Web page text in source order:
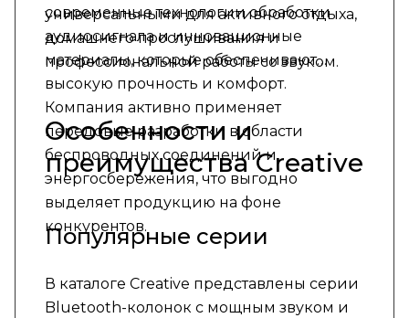
универсальными для активного отдыха,
домашнего прослушивания и
профессиональной работы со звуком.
современные технологии обработки
аудиосигнала и инновационные
материалы, которые обеспечивают
высокую прочность и комфорт.
Компания активно применяет
передовые разработки в области
беспроводных соединений и
энергосбережения, что выгодно
выделяет продукцию на фоне
конкурентов.
Особенности и
преимущества Creative
Популярные серии
В каталоге Creative представлены серии
Bluetooth-колонок с мощным звуком и